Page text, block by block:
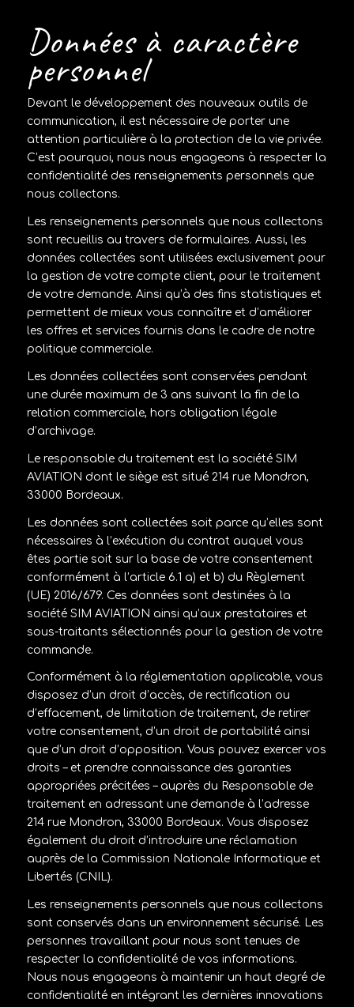
Données à caractère
personnel
Devant le développement des nouveaux outils de
communication, il est nécessaire de porter une
attention particulière à la protection de la vie privée.
C’est pourquoi, nous nous engageons à respecter la
confidentialité des renseignements personnels que
nous collectons.
Les renseignements personnels que nous collectons
sont recueillis au travers de formulaires. Aussi, les
données collectées sont utilisées exclusivement pour
la gestion de votre compte client, pour le traitement
de votre demande. Ainsi qu’à des fins statistiques et
permettent de mieux vous connaître et d’améliorer
les offres et services fournis dans le cadre de notre
politique commerciale.
Les données collectées sont conservées pendant
une durée maximum de 3 ans suivant la fin de la
relation commerciale, hors obligation légale
d’archivage.
Le responsable du traitement est la société SIM
AVIATION dont le siège est situé 214 rue Mondron,
33000 Bordeaux.
Les données sont collectées soit parce qu’elles sont
nécessaires à l’exécution du contrat auquel vous
êtes partie soit sur la base de votre consentement
conformément à l’article 6.1 a) et b) du Règlement
(UE) 2016/679. Ces données sont destinées à la
société SIM AVIATION ainsi qu’aux prestataires et
sous-traitants sélectionnés pour la gestion de votre
commande.
Conformément à la réglementation applicable, vous
disposez d’un droit d’accès, de rectification ou
d’effacement, de limitation de traitement, de retirer
votre consentement, d’un droit de portabilité ainsi
que d’un droit d’opposition. Vous pouvez exercer vos
droits – et prendre connaissance des garanties
appropriées précitées – auprès du Responsable de
traitement en adressant une demande à l’adresse
214 rue Mondron, 33000 Bordeaux. Vous disposez
également du droit d’introduire une réclamation
auprès de la Commission Nationale Informatique et
Libertés (CNIL).
Les renseignements personnels que nous collectons
sont conservés dans un environnement sécurisé. Les
personnes travaillant pour nous sont tenues de
respecter la confidentialité de vos informations.
Nous nous engageons à maintenir un haut degré de
confidentialité en intégrant les dernières innovations